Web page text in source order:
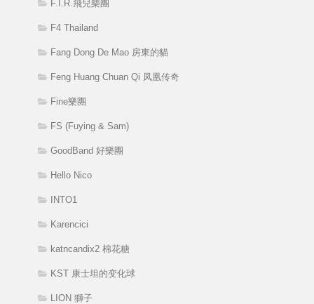
F.I.R.飛兒樂團
F4 Thailand
Fang Dong De Mao 房東的貓
Feng Huang Chuan Qi 凤凰传奇
Fine樂團
FS (Fuying & Sam)
GoodBand 好樂團
Hello Nico
INTO1
Karencici
katncandix2 棉花糖
KST 康士坦的变化球
LION 獅子